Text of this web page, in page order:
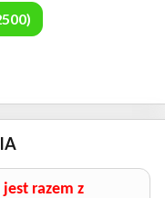
razem z